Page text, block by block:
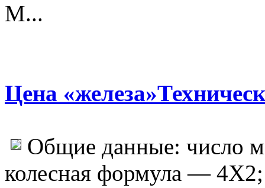
М...
Цена
Общие данные: число
колесная формула —